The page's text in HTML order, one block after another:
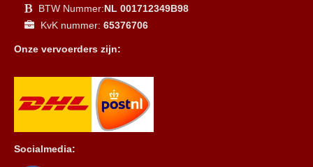
BTW Nummer:NL 001712349B98
KvK nummer: 65376706
Onze vervoerders zijn:
Socialmedia: